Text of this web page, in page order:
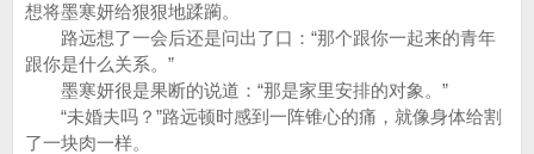
想将墨寒妍给狠狠地蹂躏。
路远想了一会后还是问出了口：“那个跟你一起来的青年
跟你是什么关系。”
墨寒妍很是果断的说道：“那是家里安排的对象。”
“未婚夫吗？”路远顿时感到一阵锥心的痛，就像身体给割
了一块肉一样。